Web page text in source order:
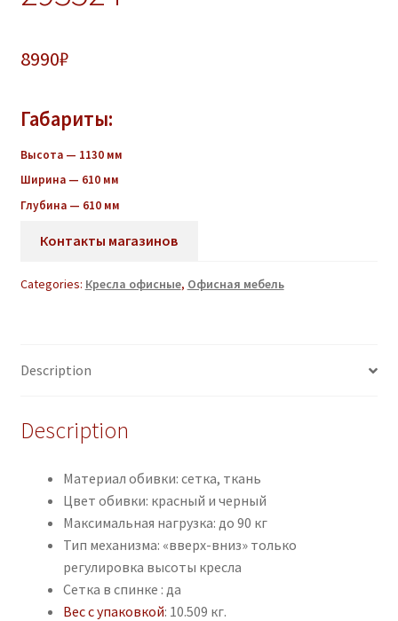
8990₽
Габариты:
Высота — 1130 мм
Ширина — 610 мм
Глубина — 610 мм
Контакты магазинов
Categories: Кресла офисные, Офисная мебель
Description
Description
Материал обивки: сетка, ткань
Цвет обивки: красный и черный
Максимальная нагрузка: до 90 кг
Тип механизма: «вверх-вниз» только
регулировка высоты кресла
Сетка в спинке : да
Вес с упаковкой: 10.509 кг.